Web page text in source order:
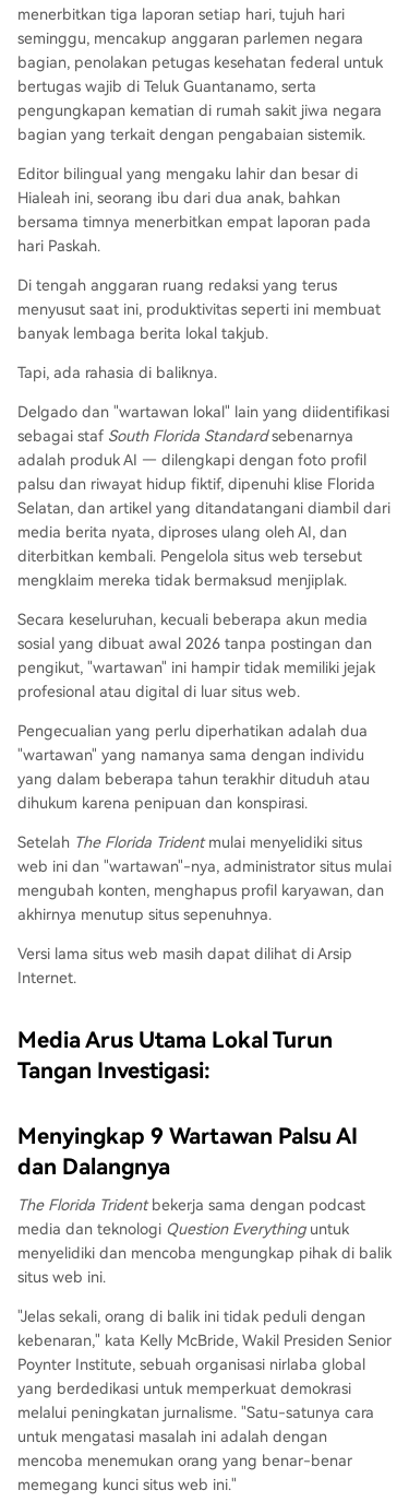
menerbitkan tiga laporan setiap hari, tujuh hari
seminggu, mencakup anggaran parlemen negara
bagian, penolakan petugas kesehatan federal untuk
bertugas wajib di Teluk Guantanamo, serta
pengungkapan kematian di rumah sakit jiwa negara
bagian yang terkait dengan pengabaian sistemik.
Editor bilingual yang mengaku lahir dan besar di
Hialeah ini, seorang ibu dari dua anak, bahkan
bersama timnya menerbitkan empat laporan pada
hari Paskah.
Di tengah anggaran ruang redaksi yang terus
menyusut saat ini, produktivitas seperti ini membuat
banyak lembaga berita lokal takjub.
Tapi, ada rahasia di baliknya.
Delgado dan "wartawan lokal" lain yang diidentifikasi
sebagai staf South Florida Standardsebenarnya
adalah produk AI — dilengkapi dengan foto profil
palsu dan riwayat hidup fiktif, dipenuhi klise Florida
Selatan, dan artikel yang ditandatangani diambil dari
media berita nyata, diproses ulang oleh AI, dan
diterbitkan kembali. Pengelola situs web tersebut
mengklaim mereka tidak bermaksud menjiplak.
Secara keseluruhan, kecuali beberapa akun media
sosial yang dibuat awal 2026 tanpa postingan dan
pengikut, "wartawan" ini hampir tidak memiliki jejak
profesional atau digital di luar situs web.
Pengecualian yang perlu diperhatikan adalah dua
"wartawan" yang namanya sama dengan individu
yang dalam beberapa tahun terakhir dituduh atau
dihukum karena penipuan dan konspirasi.
Setelah The Florida Tridentmulai menyelidiki situs
web ini dan "wartawan"-nya, administrator situs mulai
mengubah konten, menghapus profil karyawan, dan
akhirnya menutup situs sepenuhnya.
Versi lama situs web masih dapat dilihat di Arsip
Internet.
Media Arus Utama Lokal Turun
Tangan Investigasi:
Menyingkap 9 Wartawan Palsu AI
dan Dalangnya
The Florida Tridentbekerja sama dengan podcast
media dan teknologi Question Everythinguntuk
menyelidiki dan mencoba mengungkap pihak di balik
situs web ini.
"Jelas sekali, orang di balik ini tidak peduli dengan
kebenaran," kata Kelly McBride, Wakil Presiden Senior
Poynter Institute, sebuah organisasi nirlaba global
yang berdedikasi untuk memperkuat demokrasi
melalui peningkatan jurnalisme. "Satu-satunya cara
untuk mengatasi masalah ini adalah dengan
mencoba menemukan orang yang benar-benar
memegang kunci situs web ini."